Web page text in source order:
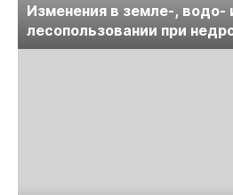
Изменения в земле-, водо-
лесопользовании при
обсудят на семинаре